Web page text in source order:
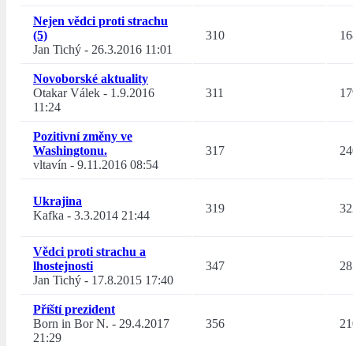
Nejen vědci proti strachu
(5)
Jan Tichý - 26.3.2016 11:01
310
Novoborské aktuality
Otakar Válek - 1.9.2016
11:24
311
Pozitivní změny ve
Washingtonu.
vltavín - 9.11.2016 08:54
317
Ukrajina
Kafka - 3.3.2014 21:44
319
Vědci proti strachu a
lhostejnosti
Jan Tichý - 17.8.2015 17:40
347
Příští prezident
Born in Bor N. - 29.4.2017
21:29
356